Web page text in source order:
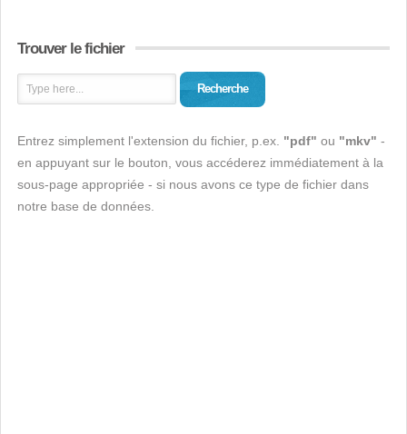
Trouver le fichier
Recherche
Entrez simplement l'extension du fichier, p.ex. "pdf" ou "mkv" -
en appuyant sur le bouton, vous accéderez immédiatement à la
sous-page appropriée - si nous avons ce type de fichier dans
notre base de données.